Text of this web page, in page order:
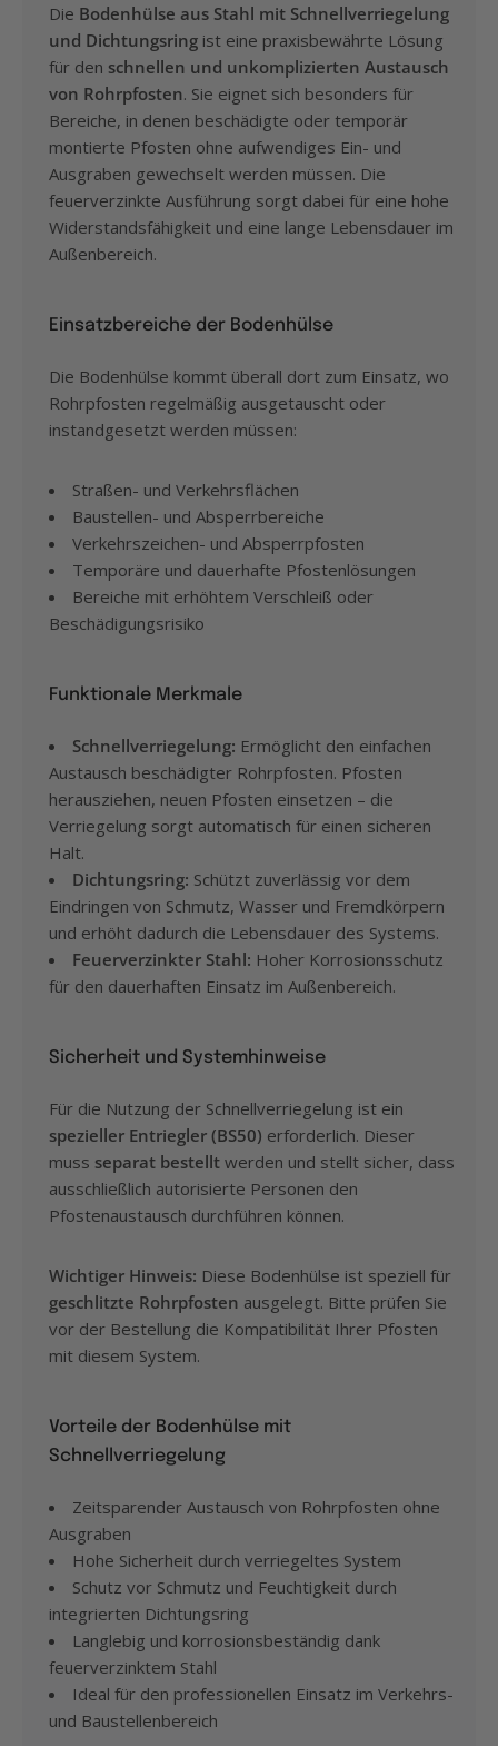
Die Bodenhülse aus Stahl mit Schnellverriegelung
und Dichtungsring ist eine praxisbewährte Lösung
für den schnellen und unkomplizierten Austausch
von Rohrpfosten. Sie eignet sich besonders für
Bereiche, in denen beschädigte oder temporär
montierte Pfosten ohne aufwendiges Ein- und
Ausgraben gewechselt werden müssen. Die
feuerverzinkte Ausführung sorgt dabei für eine hohe
Widerstandsfähigkeit und eine lange Lebensdauer im
Außenbereich.
Einsatzbereiche der Bodenhülse
Die Bodenhülse kommt überall dort zum Einsatz, wo
Rohrpfosten regelmäßig ausgetauscht oder
instandgesetzt werden müssen:
Straßen- und Verkehrsflächen
Baustellen- und Absperrbereiche
Verkehrszeichen- und Absperrpfosten
Temporäre und dauerhafte Pfostenlösungen
Bereiche mit erhöhtem Verschleiß oder
Beschädigungsrisiko
Funktionale Merkmale
Schnellverriegelung: Ermöglicht den einfachen
Austausch beschädigter Rohrpfosten. Pfosten
herausziehen, neuen Pfosten einsetzen – die
Verriegelung sorgt automatisch für einen sicheren
Halt.
Dichtungsring: Schützt zuverlässig vor dem
Eindringen von Schmutz, Wasser und Fremdkörpern
und erhöht dadurch die Lebensdauer des Systems.
Feuerverzinkter Stahl: Hoher Korrosionsschutz
für den dauerhaften Einsatz im Außenbereich.
Sicherheit und Systemhinweise
Für die Nutzung der Schnellverriegelung ist ein
spezieller Entriegler (BS50) erforderlich. Dieser
muss separat bestellt werden und stellt sicher, dass
ausschließlich autorisierte Personen den
Pfostenaustausch durchführen können.
Wichtiger Hinweis: Diese Bodenhülse ist speziell für
geschlitzte Rohrpfosten ausgelegt. Bitte prüfen Sie
vor der Bestellung die Kompatibilität Ihrer Pfosten
mit diesem System.
Vorteile der Bodenhülse mit
Schnellverriegelung
Zeitsparender Austausch von Rohrpfosten ohne
Ausgraben
Hohe Sicherheit durch verriegeltes System
Schutz vor Schmutz und Feuchtigkeit durch
integrierten Dichtungsring
Langlebig und korrosionsbeständig dank
feuerverzinktem Stahl
Ideal für den professionellen Einsatz im Verkehrs-
und Baustellenbereich